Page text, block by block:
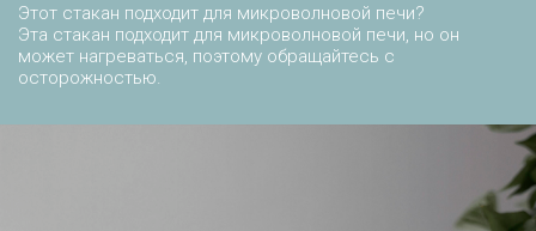
Этот стакан подходит для микроволновой печи?
Эта стакан подходит для микроволновой печи, но он
может нагреваться, поэтому обращайтесь с
осторожностью.